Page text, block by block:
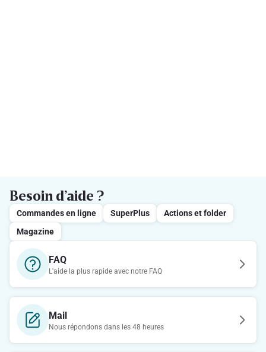
Besoin d’aide ?
Commandes en ligne SuperPlus
Actions et folder
Magazine
FAQ
L'aide la plus rapide avec notre FAQ
Mail
Nous répondons dans les 48 heures